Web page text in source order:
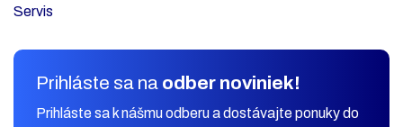
Servis
Prihláste sa na odber noviniek!
Prihláste sa k nášmu odberu a dostávajte ponuky do